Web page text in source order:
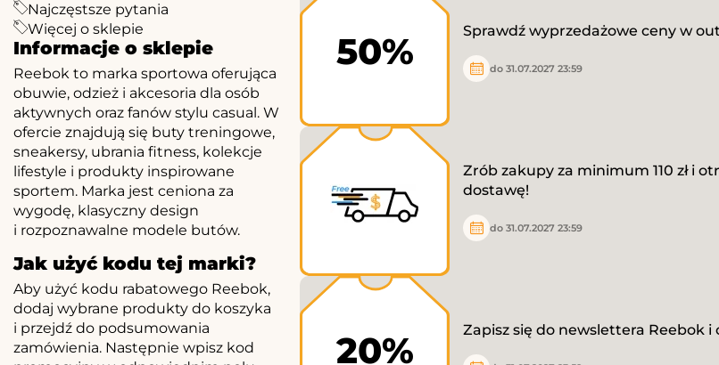
Najczęstsze pytania
Więcej o sklepie
Informacje o sklepie
Reebok to marka sportowa oferująca
obuwie, odzież i akcesoria dla osób
aktywnych oraz fanów stylu casual. W
ofercie znajdują się buty treningowe,
sneakersy, ubrania fitness, kolekcje
lifestyle i produkty inspirowane
sportem. Marka jest ceniona za
wygodę, klasyczny design
i rozpoznawalne modele butów.
Jak użyć kodu tej marki?
Aby użyć kodu rabatowego Reebok,
dodaj wybrane produkty do koszyka
i przejdź do podsumowania
zamówienia. Następnie wpisz kod
50% Sprawdź wyprzedażowe ceny w
do 31.07.2027 23:59
Zrób zakupy za minimum 110 zł i
dostawę!
do 31.07.2027 23:59
20% Zapisz się do newslettera Reebok i